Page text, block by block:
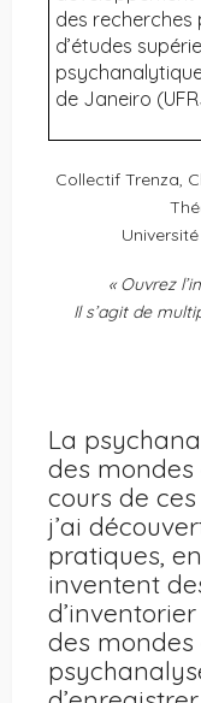
des
d’études
de Janeiro
Collectif Trenza,
« Ouvrez
Il s’agit de
La
des mondes
cours de
j’ai
pratiques,
inventent
des